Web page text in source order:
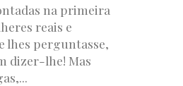
na primeira
reais e
lhes perguntasse,
dizer-lhe! Mas